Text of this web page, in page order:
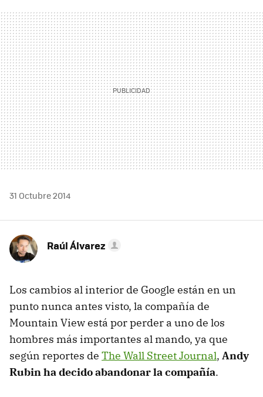
MAIL
31 Octubre 2014
Raúl Álvarez
Los cambios al interior de Google están en un
punto nunca antes visto, la compañía de
Mountain View está por perder a uno de los
hombres más importantes al mando, ya que
según reportes de The Wall Street Journal, Andy
Rubin ha decido abandonar la compañía.